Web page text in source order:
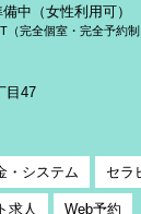
中（女性利用可）
完全個室・完全予約制
目47
・システム セラ
求人 Web予約